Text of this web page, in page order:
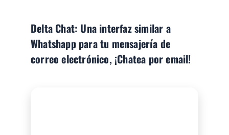
Delta Chat: Una interfaz similar a
Whatshapp para tu mensajería de
correo electrónico, ¡Chatea por email!